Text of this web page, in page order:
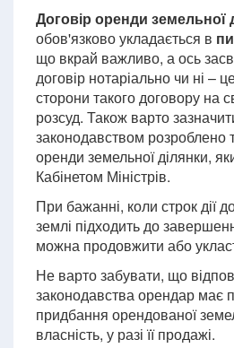
Договір оренди земельної
обов'язково укладається в
що вкрай важливо, а ось
договір нотаріально чи ні –
сторони такого договору на
розсуд. Також варто
законодавством розроблено
оренди земельної ділянки,
Кабінетом Міністрів.
При бажанні, коли строк дії
землі підходить до
можна продовжити або
Не варто забувати, що
законодавства орендар має
придбання орендованої
власність, у разі її продажі.